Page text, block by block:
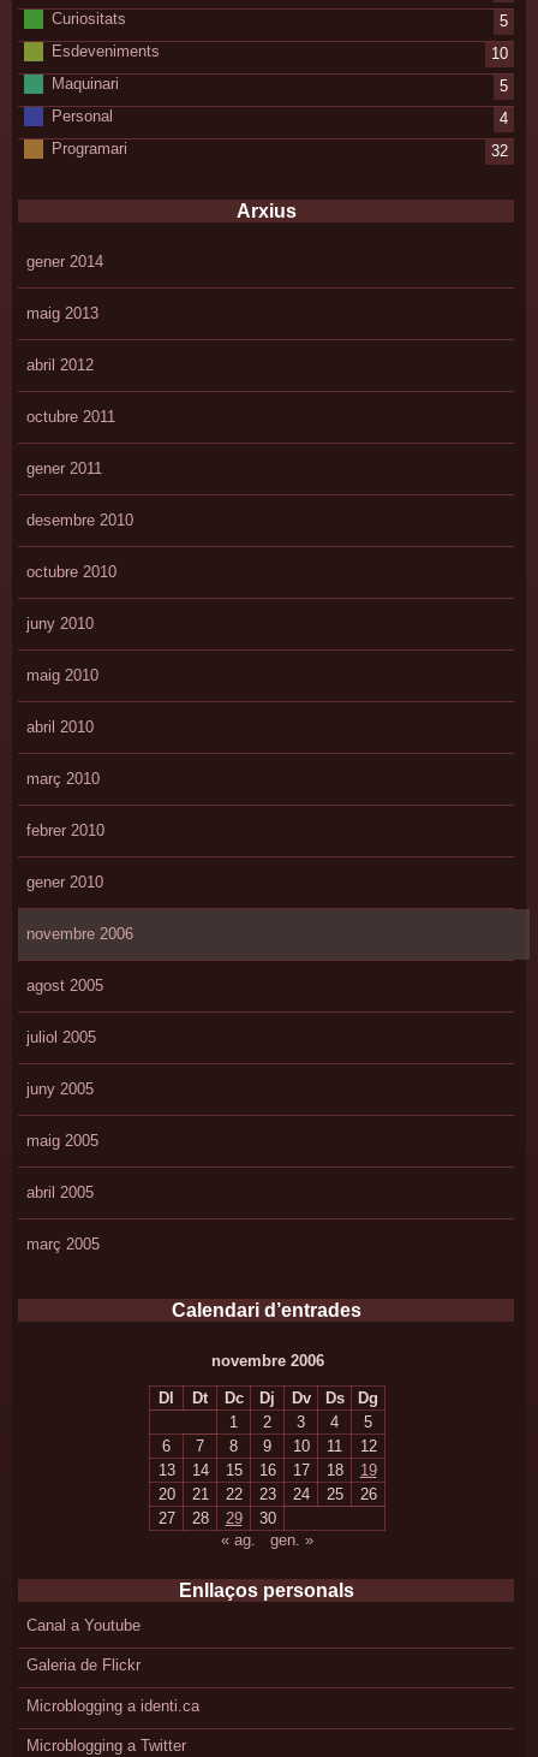
Curiositats
5
Esdeveniments
10
Maquinari
5
Personal
4
Programari
32
Arxius
gener 2014
maig 2013
abril 2012
octubre 2011
gener 2011
desembre 2010
octubre 2010
juny 2010
maig 2010
abril 2010
març 2010
febrer 2010
gener 2010
novembre 2006
agost 2005
juliol 2005
juny 2005
maig 2005
abril 2005
març 2005
Calendari d’entrades
novembre 2006
Dl Dt Dc Dj Dv Ds
Dg
1
2 3 4
5
6
7 8 9 10 11
12
13
14 15 16 17 18
19
20
21 22 23 24 25
26
27
28 29
30
« ag.
gen. »
Enllaços personals
Canal a Youtube
Galeria de Flickr
Microblogging a identi.ca
Microblogging a Twitter